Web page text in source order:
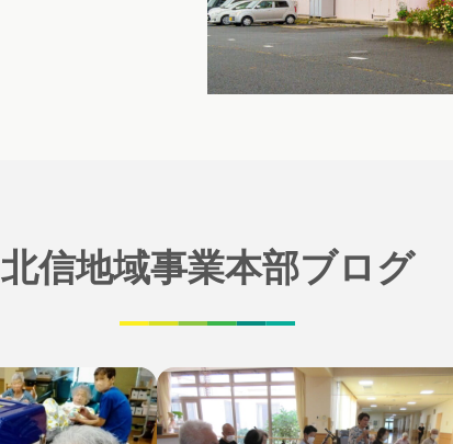
北信地域事業本部ブログ